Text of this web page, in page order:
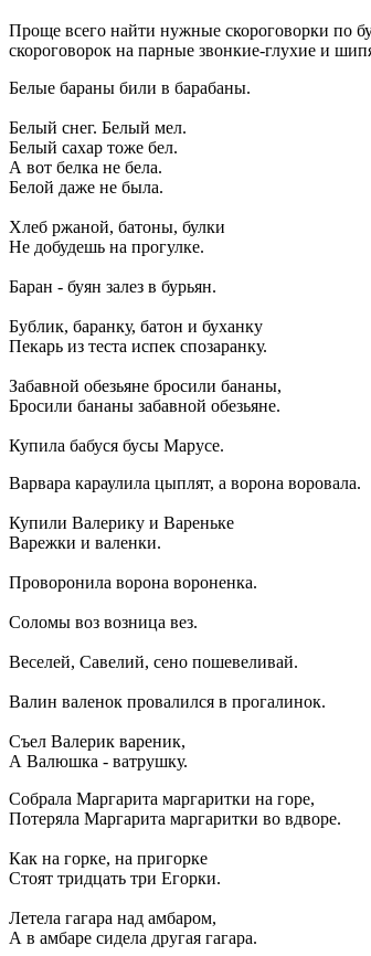
Проще всего найти нужные скороговорки по
скороговорок на парные звонкие-глухие и
Белые бараны били в барабаны.
Белый снег. Белый мел.
Белый сахар тоже бел.
А вот белка не бела.
Белой даже не была.
Хлеб ржаной, батоны, булки
Не добудешь на прогулке.
Баран - буян залез в бурьян.
Бублик, баранку, батон и буханку
Пекарь из теста испек спозаранку.
Забавной обезьяне бросили бананы,
Бросили бананы забавной обезьяне.
Купила бабуся бусы Марусе.
Варвара караулила цыплят, а ворона воровала.
Купили Валерику и Вареньке
Варежки и валенки.
Проворонила ворона вороненка.
Соломы воз возница вез.
Веселей, Савелий, сено пошевеливай.
Валин валенок провалился в прогалинок.
Съел Валерик вареник,
А Валюшка - ватрушку.
Собрала Маргарита маргаритки на горе,
Потеряла Маргарита маргаритки во вдворе.
Как на горке, на пригорке
Стоят тридцать три Егорки.
Летела гагара над амбаром,
А в амбаре сидела другая гагара.